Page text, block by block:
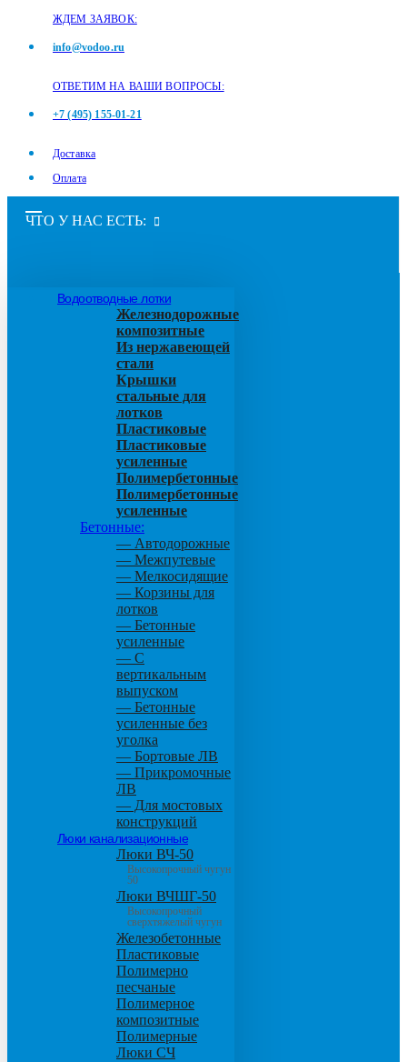
ЖДЕМ ЗАЯВОК:
info@vodoo.ru
ОТВЕТИМ НА ВАШИ ВОПРОСЫ:
+7 (495) 155-01-21
Доставка
Оплата
ЧТО У НАС ЕСТЬ:
Водоотводные лотки
Железнодорожные
композитные
Из нержавеющей
стали
Крышки
стальные для
лотков
Пластиковые
Пластиковые
усиленные
Полимербетонные
Полимербетонные
усиленные
Бетонные:
— Автодорожные
— Межпутевые
— Мелкосидящие
— Корзины для
лотков
— Бетонные
усиленные
— С
вертикальным
выпуском
— Бетонные
усиленные без
уголка
— Бортовые ЛВ
— Прикромочные
ЛВ
— Для мостовых
конструкций
Люки канализационные
Люки ВЧ-50
Высокопрочный чугун
50
Люки ВЧШГ-50
Высокопрочный
сверхтяжелый чугун
Железобетонные
Пластиковые
Полимерно
песчаные
Полимерное
композитные
Полимерные
Люки СЧ